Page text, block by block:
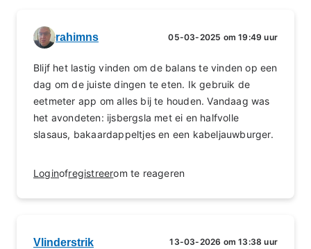
rahimns 05-03-2025 om 19:49 uur
Blijf het lastig vinden om de balans te vinden op een
dag om de juiste dingen te eten. Ik gebruik de
eetmeter app om alles bij te houden. Vandaag was
het avondeten: ijsbergsla met ei en halfvolle
slasaus, bakaardappeltjes en een kabeljauwburger.
Loginofregistreerom te reageren
Vlinderstrik 13-03-2026 om 13:38 uur